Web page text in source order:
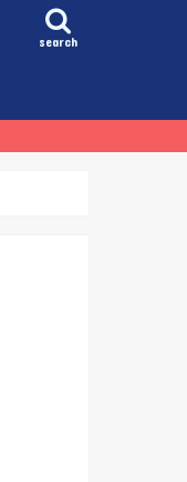
search